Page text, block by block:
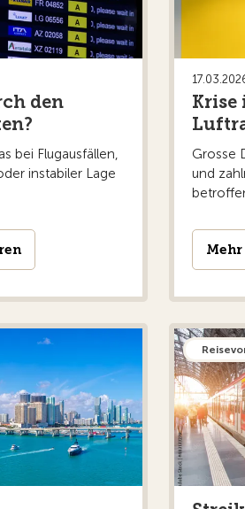
liegt bislang nicht vor.
auf
der Marketingagentur ABCD
für eine Bearbeitung oder
empfiehlt es sich deshalb,
informieren. Zudem werden
von Ansprüchen bei
viele Flüge innerhalb Europas sowie
durch die EU dürften sie
den
bei Flugausfällen,
instabiler Lage
Krise
Grosse
und